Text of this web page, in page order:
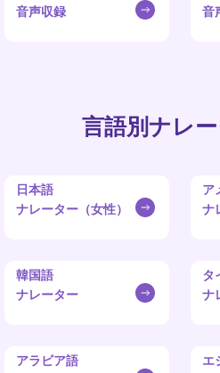
音声収録
音
言語別ナレ
日本語
ナレーター（女性）
ア
ナ
韓国語
ナレーター
タ
ナ
アラビア語
エ